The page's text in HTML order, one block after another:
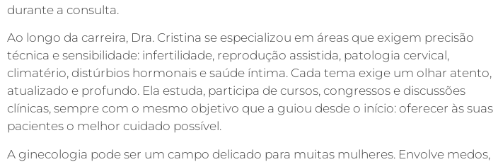
durante a consulta.
Ao longo da carreira, Dra. Cristina se especializou em áreas que exigem precisão
técnica e sensibilidade: infertilidade, reprodução assistida, patologia cervical,
climatério, distúrbios hormonais e saúde íntima. Cada tema exige um olhar atento,
atualizado e profundo. Ela estuda, participa de cursos, congressos e discussões
clínicas, sempre com o mesmo objetivo que a guiou desde o início: oferecer às suas
pacientes o melhor cuidado possível.
A ginecologia pode ser um campo delicado para muitas mulheres. Envolve medos,